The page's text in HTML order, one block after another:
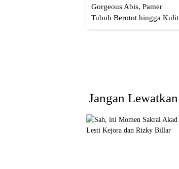
Gorgeous Abis, Pamer
Tubuh Berotot hingga Kulit
Jangan Lewatkan